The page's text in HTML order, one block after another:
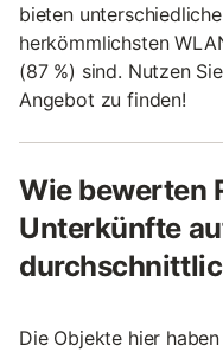
bieten
herkömmlichsten
(87 %) sind. Nutzen
Angebot zu finden!
Wie bewerten
Unterkünfte
Die Objekte hier